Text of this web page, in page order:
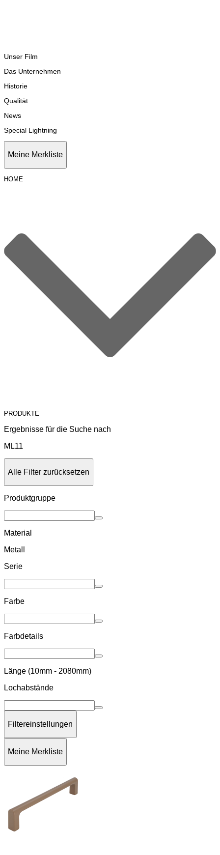
Unser Film
Das Unternehmen
Historie
Qualität
News
Special Lightning
Meine Merkliste
HOME
PRODUKTE
Ergebnisse für die Suche nach
ML11
Alle Filter zurücksetzen
Produktgruppe
Material
Metall
Serie
Farbe
Farbdetails
Länge (10mm - 2080mm)
Lochabstände
Filtereinstellungen
Meine Merkliste